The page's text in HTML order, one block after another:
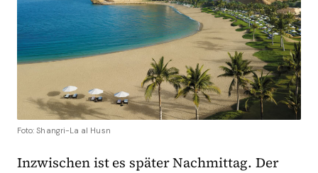
Foto: Shangri-La al Husn
Inzwischen ist es später Nachmittag. Der